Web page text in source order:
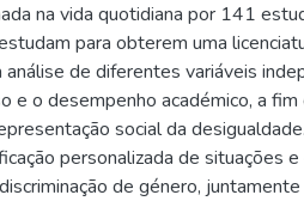
na vida quotidiana por 141
para obterem uma
análise de diferentes variáveis
e o desempenho académico, a fim
social da
personalizada de situações
de género,